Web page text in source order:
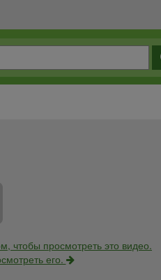
чтобы просмотреть это видео.
его.